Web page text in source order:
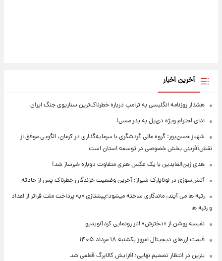
آخرین اخبار
هشدار روزنامه انگلیسی به ترامپ درباره خطرناک‌ترین سناریوی جنگ ایران
ادای احترام ویژه دی‌پل به پدر مسی!
شهباز حسن‌پور: گروه مالی گردشگری با سرمایه‌گذاری در کرمان، الگویی موفق از
نقش‌آفرینی بخش خصوصی در توسعه استان است
هدی زین‌العابدین با یک عکس هنری متفاوت دوباره خبرساز شد!
آتش‌سوزی در لوناپارک شیراز؛ آخرین وضعیت خزندگان خطرناک پس از حادثه
رتبه ها می آیند، ماندگاری ساخته میشود؛پیشتازی «به پرداخت ملت فراتر از اعداد
و رتبه ها
نفیسه روشن از «دخترش» انار رونمایی کرد!/ویدیو
قیمت ارزهای دیجیتال امروز یکشنبه ۱۸ مرداد ۱۴۰۵
بنزین در انتظار تصمیم نهایی؛ افزایش کالابرگ قطعی شد